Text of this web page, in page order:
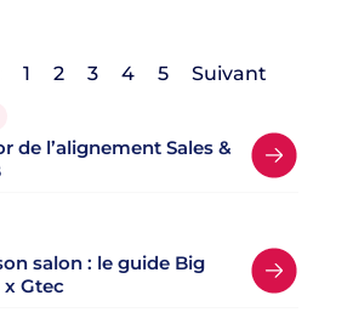
1 2 3 4 5 Suivant
de l’alignement Sales &
salon : le guide Big
x Gtec